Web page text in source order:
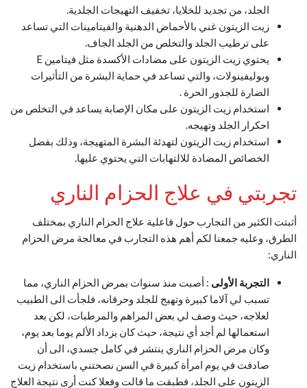
الجلد، من تجديد للخلايا، تخفيف التهيجات الجلدية.
زيت الزيتون غني بالأحماض الدهنية والفيتامينات التي تساعد
على ترطيب الجلد والتخلص من الجلد الجاف.
يحتوي زيت الزيتون على مضادات الأكسدة مثل فيتامين E
وبوليفينولات، والتي تساعد في حماية البشرة من التأثيرات
الضارة للجذور الحرة .
استخدام زيت الزيتون على مكان الإصابة يساعد في التخلص من
احكرار الجلد وتهيجه.
استخدام زيت الزيتون لتهدئة البشرة المتهيجة، وذلك بفضل
الخصائص المضادة للالتهابات التي يحتوي عليها.
تجربتي في علاج الحزام الناري
أثبتت الكثير من التجارب حول فاعلية علاج الحزام الناري بمختلف
الطرق، وعليه جمعنا لكم أهم هذه التجارب في معالجة مرض الحزام
الناري:
التجربة الأولى : أصبت منذ سنوات بمرض الحزام الناري، مما
تسبب لي آلاما كبيرة وتهيج للجلد وحرقانه، فلجأت الى الطبيب
لعلاجه، حيث وصف لي بعض المراهم والمرطبات، لكن بعد
استعمالها لم أجد أي نتيجة، حيث كان يزداد الألم يوما بعد يوم،
وكان مرض الحزام الناري ينتشر في كامل جسدي، الى أن
صادفت في يوم امرأة كبيرة في السن نصحتني باستخدام زيت
الزيتون على الجلد، فطبقت ما قالت وفعلا كنت أرى نتيجة العلاج